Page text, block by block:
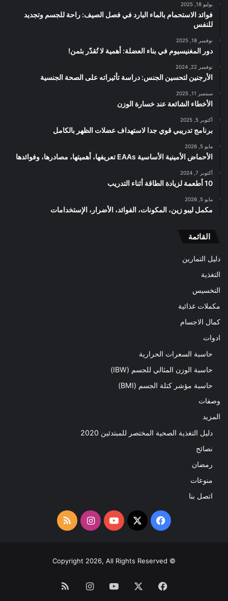
يوليو 18, 2025
فوائد الاستحمام بالماء البارد في فصل الصيف: راحة للجسم وتجديد
للنفس
نوفمبر 18, 2025
دور المغنيسيوم في بناء العضلة: أهمية لا تُقدّر بثمن!
نوفمبر 22, 2024
الأرجنين لتحسين الجنس: دراسة تأثيراته على الصحة الجنسية
سبتمبر 11, 2025
الأخطاء الشائعة عند خسارة الوزن
أكتوبر 5, 2025
برنامج تدريبي قوي جدا لاستهداف عضلات الظهر بالكامل
مايو 5, 2026
الأحماض الأمينية الأساسية EAAs تعريفها، أهميتها، مصادرها، وفوائدها
أكتوبر 7, 2024
10 أطعمة لزيادة الطاقة أثناء التدريب
مايو 5, 2026
مكمل ليبو زين، المكونات، الفوائد، الأضرار، الإستخدامات
القائمة
دليل التمارين
التغذية
التخسيس
مكملات غذائية
كمال الاجسام
ادوات
حاسبة السعرات الحرارية
حاسبة الوزن المثالي للجسم (IBW)
حاسبة مؤشر كتلة الجسم (BMI)
وصفات
المزيد
دليل التغذية الصحية المختصر للمبتدئين 2020​
نصائح
رمضان
منوعات
اتصل بنا
فيسبوك
‫X
‫YouTubeانستقرامملخص
RSS
© Copyright 2026, All Rights Reserved
فيسبوك ‫YouTubeانستقرام